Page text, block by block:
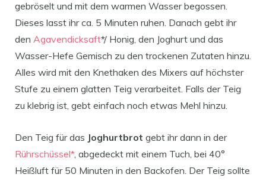
gebröselt und mit dem warmen Wasser begossen.
Dieses lasst ihr ca. 5 Minuten ruhen. Danach gebt ihr
den Agavendicksaft*/ Honig, den Joghurt und das
Wasser-Hefe Gemisch zu den trockenen Zutaten hinzu.
Alles wird mit den Knethaken des Mixers auf höchster
Stufe zu einem glatten Teig verarbeitet. Falls der Teig
zu klebrig ist, gebt einfach noch etwas Mehl hinzu.
Den Teig für das Joghurtbrot gebt ihr dann in der
Rührschüssel*, abgedeckt mit einem Tuch, bei 40°
Heißluft für 50 Minuten in den Backofen. Der Teig sollte